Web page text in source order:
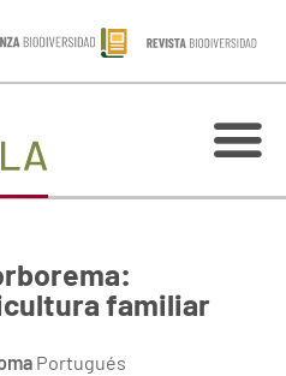
familiar
Portugués